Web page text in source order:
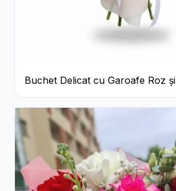
Buchet Delicat cu Garoafe Roz și
Crizanteme Albe